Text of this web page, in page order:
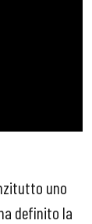
uno
definito la